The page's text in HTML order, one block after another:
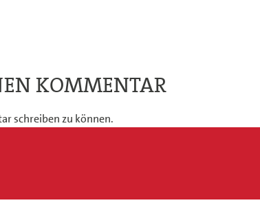
KOMMENTAR
schreiben zu können.